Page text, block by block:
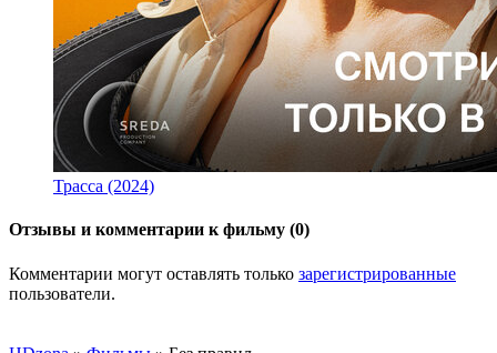
Трасса (2024)
Отзывы и комментарии к фильму (0)
Комментарии могут оставлять только зарегистрированные
пользователи.